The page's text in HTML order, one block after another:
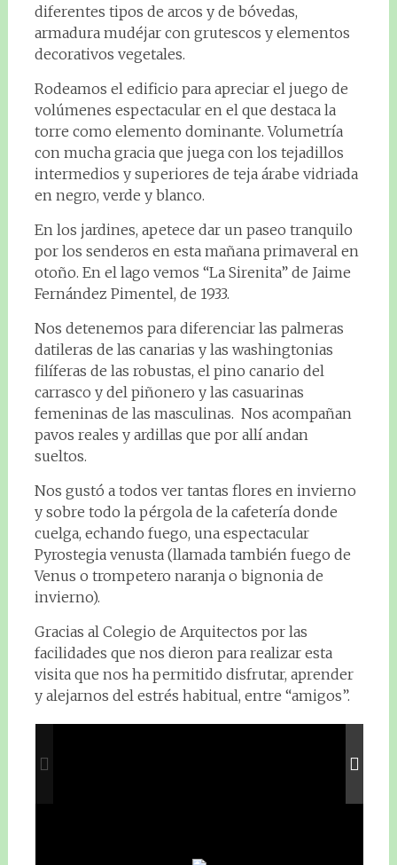
diferentes tipos de arcos y de bóvedas,
armadura mudéjar con grutescos y elementos
decorativos vegetales.
Rodeamos el edificio para apreciar el juego de
volúmenes espectacular en el que destaca la
torre como elemento dominante. Volumetría
con mucha gracia que juega con los tejadillos
intermedios y superiores de teja árabe vidriada
en negro, verde y blanco.
En los jardines, apetece dar un paseo tranquilo
por los senderos en esta mañana primaveral en
otoño. En el lago vemos “La Sirenita” de Jaime
Fernández Pimentel, de 1933.
Nos detenemos para diferenciar las palmeras
datileras de las canarias y las washingtonias
filíferas de las robustas, el pino canario del
carrasco y del piñonero y las casuarinas
femeninas de las masculinas. Nos acompañan
pavos reales y ardillas que por allí andan
sueltos.
Nos gustó a todos ver tantas flores en invierno
y sobre todo la pérgola de la cafetería donde
cuelga, echando fuego, una espectacular
Pyrostegia venusta (llamada también fuego de
Venus o trompetero naranja o bignonia de
invierno).
Gracias al Colegio de Arquitectos por las
facilidades que nos dieron para realizar esta
visita que nos ha permitido disfrutar, aprender
y alejarnos del estrés habitual, entre “amigos”.